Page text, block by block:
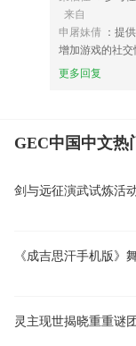
来自
申屠妹倩 ：提
增加游戏的社交
更多回复
GEC中国中文热